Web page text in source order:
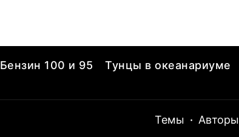
Бензин 100 и 95 Тунцы в океанариуме
Темы · Авторы